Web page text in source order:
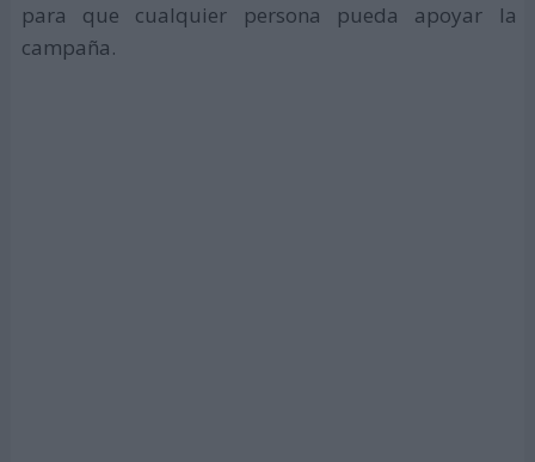
para que cualquier persona pueda apoyar la
campaña.